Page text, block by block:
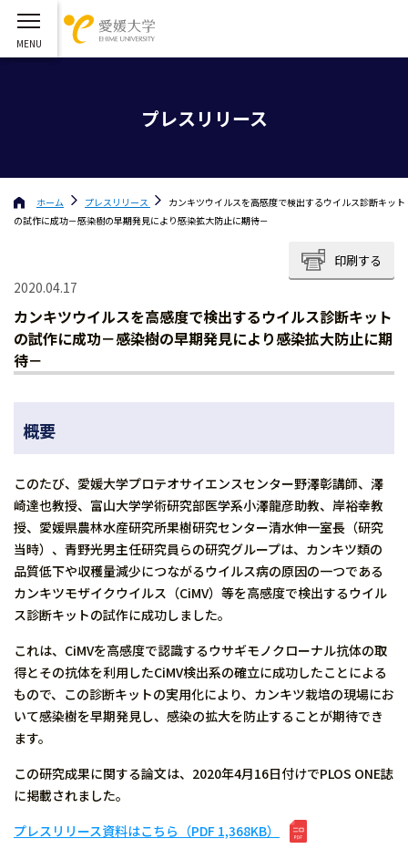
プレスリリース
ホーム プレスリリース
カンキツウイルスを高感度で検出するウイルス診断キット
の試作に成功－感染樹の早期発見により感染拡大防止に期待－
印刷する
2020.04.17
カンキツウイルスを高感度で検出するウイルス診断キット
の試作に成功－感染樹の早期発見により感染拡大防止に期
待－
概要
このたび、愛媛大学プロテオサイエンスセンター野澤彰講師、澤
崎達也教授、富山大学学術研究部医学系小澤龍彦助教、岸裕幸教
授、愛媛県農林水産研究所果樹研究センター清水伸一室長（研究
当時）、青野光男主任研究員らの研究グループは、カンキツ類の
品質低下や収穫量減少につながるウイルス病の原因の一つである
カンキツモザイクウイルス（CiMV）等を高感度で検出するウイル
ス診断キットの試作に成功しました。
これは、CiMVを高感度で認識するウサギモノクローナル抗体の取
得とその抗体を利用したCiMV検出系の確立に成功したことによる
もので、この診断キットの実用化により、カンキツ栽培の現場にお
いて感染樹を早期発見し、感染の拡大を防止することが期待でき
ます。
この研究成果に関する論文は、2020年4月16日付けでPLOS ONE誌
に掲載されました。
プレスリリース資料はこちら（PDF 1,368KB）